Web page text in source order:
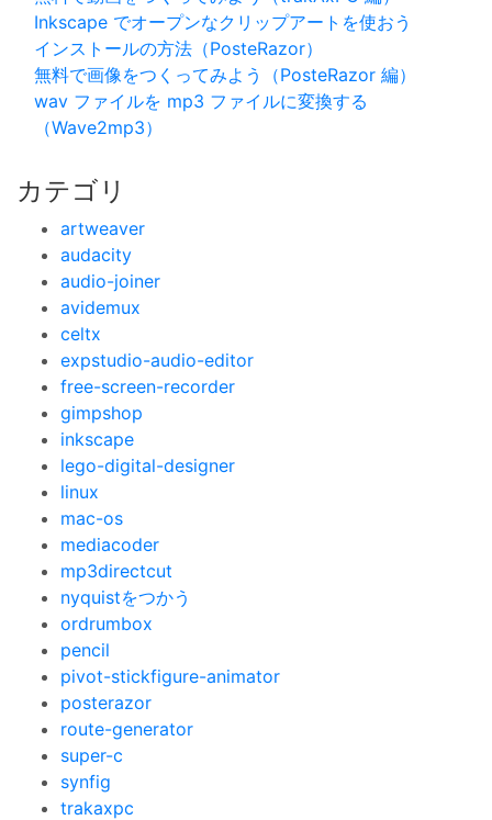
Inkscape でオープンなクリップアートを使おう
インストールの方法（PosteRazor）
無料で画像をつくってみよう（PosteRazor 編）
wav ファイルを mp3 ファイルに変換する
（Wave2mp3）
カテゴリ
artweaver
audacity
audio-joiner
avidemux
celtx
expstudio-audio-editor
free-screen-recorder
gimpshop
inkscape
lego-digital-designer
linux
mac-os
mediacoder
mp3directcut
nyquistをつかう
ordrumbox
pencil
pivot-stickfigure-animator
posterazor
route-generator
super-c
synfig
trakaxpc